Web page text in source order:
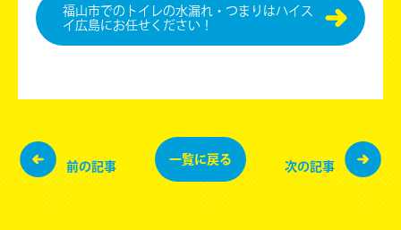
福⼭市でのトイレの水漏れ・つまりはハイス
イ広島にお任せください！
前の記事
一覧に戻る
次の記事